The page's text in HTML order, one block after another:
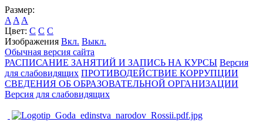
Размер:
A A A
Цвет: C C C
Изображения Вкл. Выкл.
Обычная версия сайта
РАСПИСАНИЕ ЗАНЯТИЙ И ЗАПИСЬ НА КУРСЫ Версия
для слабовидящих ПРОТИВОДЕЙСТВИЕ КОРРУПЦИИ
СВЕДЕНИЯ ОБ ОБРАЗОВАТЕЛЬНОЙ ОРГАНИЗАЦИИ
Версия для слабовидящих